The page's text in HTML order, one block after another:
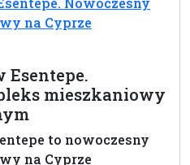
Esentepe.
mieszkaniowy
to nowoczesny
na Cyprze